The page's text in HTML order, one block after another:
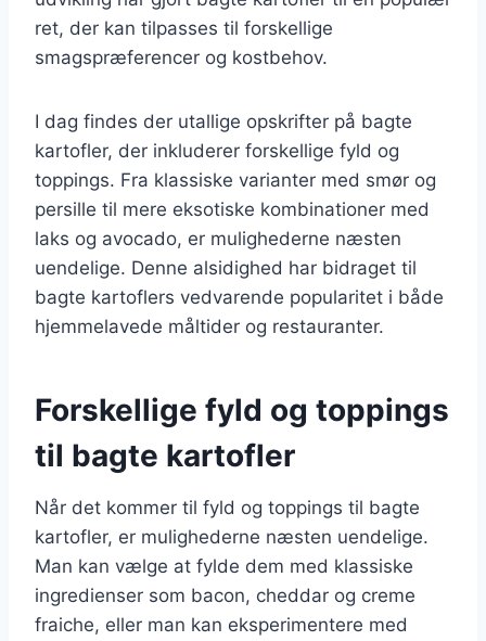
ret, der kan tilpasses til forskellige
smagspræferencer og kostbehov.
I dag findes der utallige opskrifter på bagte
kartofler, der inkluderer forskellige fyld og
toppings. Fra klassiske varianter med smør og
persille til mere eksotiske kombinationer med
laks og avocado, er mulighederne næsten
uendelige. Denne alsidighed har bidraget til
bagte kartoflers vedvarende popularitet i både
hjemmelavede måltider og restauranter.
Forskellige fyld og toppings
til bagte kartofler
Når det kommer til fyld og toppings til bagte
kartofler, er mulighederne næsten uendelige.
Man kan vælge at fylde dem med klassiske
ingredienser som bacon, cheddar og creme
fraiche, eller man kan eksperimentere med